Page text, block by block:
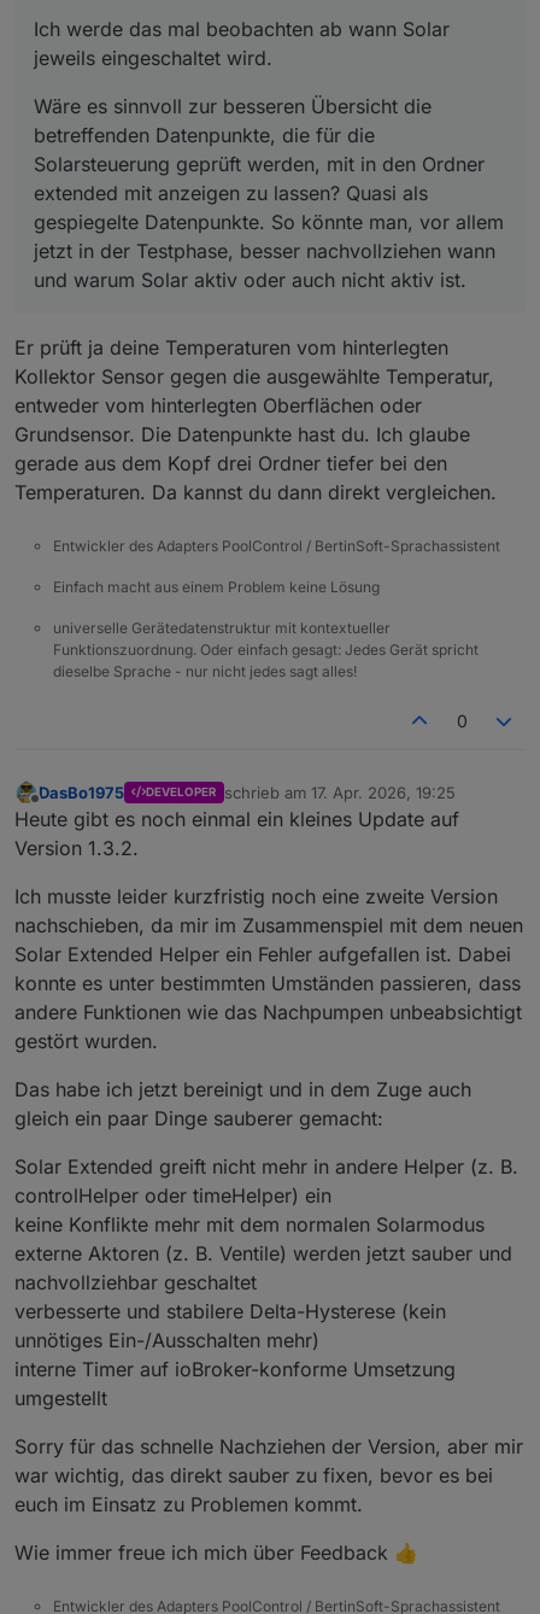
Quasi als gespiegelte Datenpunkte. So könnte
man, vor allem jetzt in der Testphase, besser
oder auch nicht aktiv ist.
Ich werde das mal beobachten ab wann Solar
jeweils eingeschaltet wird.
Wäre es sinnvoll zur besseren Übersicht die
betreffenden Datenpunkte, die für die
Solarsteuerung geprüft werden, mit in den Ordner
extended mit anzeigen zu lassen? Quasi als
gespiegelte Datenpunkte. So könnte man, vor allem
jetzt in der Testphase, besser nachvollziehen wann
und warum Solar aktiv oder auch nicht aktiv ist.
Er prüft ja deine Temperaturen vom hinterlegten
Kollektor Sensor gegen die ausgewählte Temperatur,
entweder vom hinterlegten Oberflächen oder
Grundsensor. Die Datenpunkte hast du. Ich glaube
gerade aus dem Kopf drei Ordner tiefer bei den
Temperaturen. Da kannst du dann direkt vergleichen.
Entwickler des Adapters PoolControl / BertinSoft-Sprachassistent
Einfach macht aus einem Problem keine Lösung
universelle Gerätedatenstruktur mit kontextueller
Funktionszuordnung. Oder einfach gesagt: Jedes Gerät spricht
dieselbe Sprache - nur nicht jedes sagt alles!
0
Offline
DasBo1975 DEVELOPER schrieb am 17. Apr. 2026, 19:25
zuletzt editiert von
Heute gibt es noch einmal ein kleines Update auf
Version 1.3.2.
Ich musste leider kurzfristig noch eine zweite Version
nachschieben, da mir im Zusammenspiel mit dem neuen
Solar Extended Helper ein Fehler aufgefallen ist. Dabei
konnte es unter bestimmten Umständen passieren, dass
andere Funktionen wie das Nachpumpen unbeabsichtigt
gestört wurden.
Das habe ich jetzt bereinigt und in dem Zuge auch
gleich ein paar Dinge sauberer gemacht:
Solar Extended greift nicht mehr in andere Helper (z. B.
controlHelper oder timeHelper) ein
keine Konflikte mehr mit dem normalen Solarmodus
externe Aktoren (z. B. Ventile) werden jetzt sauber und
nachvollziehbar geschaltet
verbesserte und stabilere Delta-Hysterese (kein
unnötiges Ein-/Ausschalten mehr)
interne Timer auf ioBroker-konforme Umsetzung
umgestellt
Sorry für das schnelle Nachziehen der Version, aber mir
war wichtig, das direkt sauber zu fixen, bevor es bei
euch im Einsatz zu Problemen kommt.
Wie immer freue ich mich über Feedback 👍
Entwickler des Adapters PoolControl / BertinSoft-Sprachassistent